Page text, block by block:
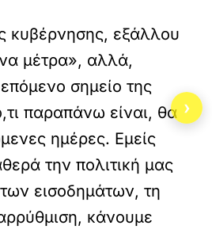
κυβέρνησης, εξάλλου
μέτρα», αλλά,
σημείο της
παραπάνω είναι, θα
ημέρες. Εμείς
την πολιτική μας
εισοδημάτων, τη
κάνουμε
›